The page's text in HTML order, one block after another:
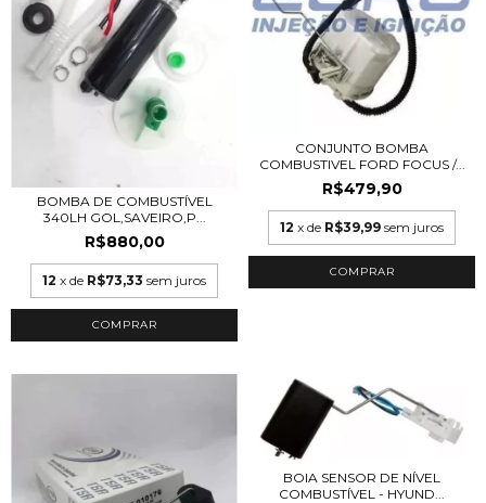
BOMBA DE COMBUSTÍVEL
340LH GOL,SAVEIRO,P...
R$880,00
12 x de R$73,33 sem juros
CONJUNTO BOMBA
COMBUSTIVEL FORD FOCUS /...
R$479,90
12 x de R$39,99 sem juros
BOIA SENSOR DE NÍVEL
COMBUSTÍVEL - HYUND...